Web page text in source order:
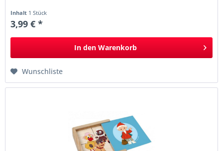
Inhalt 1 Stück
3,99 € *
In den Warenkorb
Wunschliste